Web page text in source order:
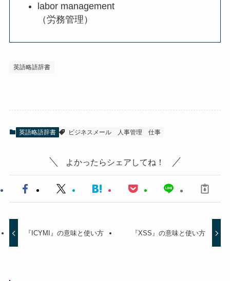
labor management
（労務管理）
英語略語辞書
英語略語辞書 ビジネスメール 人事管理 仕事
よかったらシェアしてね！
『ICYMI』の意味と使い方 『XSS』の意味と使い方